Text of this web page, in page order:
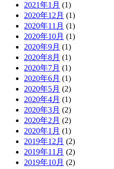
2021年1月 (1)
2020年12月 (1)
2020年11月 (1)
2020年10月 (1)
2020年9月 (1)
2020年8月 (1)
2020年7月 (1)
2020年6月 (1)
2020年5月 (2)
2020年4月 (1)
2020年3月 (2)
2020年2月 (2)
2020年1月 (1)
2019年12月 (2)
2019年11月 (2)
2019年10月 (2)